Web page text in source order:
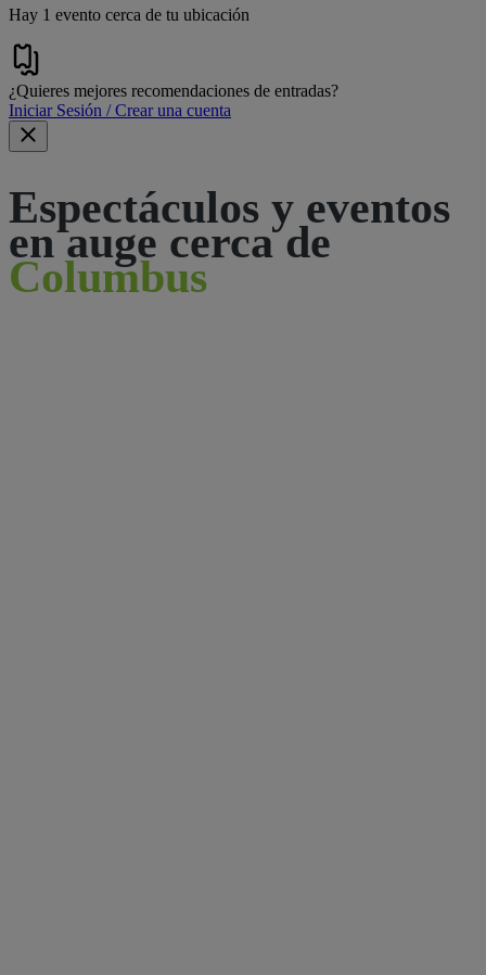
Hay 1 evento cerca de tu ubicación
¿Quieres mejores recomendaciones de entradas?
Iniciar Sesión / Crear una cuenta
Espectáculos y eventos
en auge cerca de
Columbus